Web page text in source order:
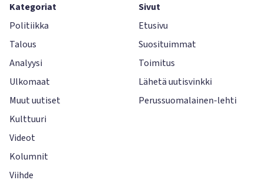
Kategoriat
Politiikka
Talous
Analyysi
Ulkomaat
Muut uutiset
Kulttuuri
Videot
Kolumnit
Viihde
Sivut
Etusivu
Suosituimmat
Toimitus
Lähetä uutisvinkki
Perussuomalainen-lehti